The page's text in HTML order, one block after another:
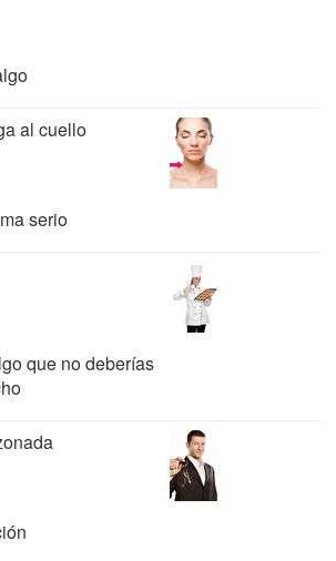
al cuello
serio
que no deberías